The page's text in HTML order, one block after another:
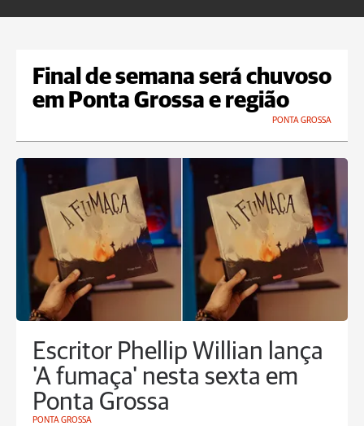
Final de semana será chuvoso
em Ponta Grossa e região
PONTA GROSSA
Escritor Phellip Willian lança
'A fumaça' nesta sexta em
Ponta Grossa
PONTA GROSSA